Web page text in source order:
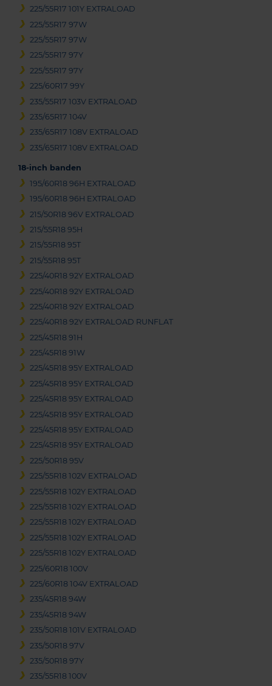
225/55R17 101Y EXTRALOAD
225/55R17 97W
225/55R17 97W
225/55R17 97Y
225/55R17 97Y
225/60R17 99Y
235/55R17 103V EXTRALOAD
235/65R17 104V
235/65R17 108V EXTRALOAD
235/65R17 108V EXTRALOAD
18-inch banden
195/60R18 96H EXTRALOAD
195/60R18 96H EXTRALOAD
215/50R18 96V EXTRALOAD
215/55R18 95H
215/55R18 95T
215/55R18 95T
225/40R18 92Y EXTRALOAD
225/40R18 92Y EXTRALOAD
225/40R18 92Y EXTRALOAD
225/40R18 92Y EXTRALOAD RUNFLAT
225/45R18 91H
225/45R18 91W
225/45R18 95Y EXTRALOAD
225/45R18 95Y EXTRALOAD
225/45R18 95Y EXTRALOAD
225/45R18 95Y EXTRALOAD
225/45R18 95Y EXTRALOAD
225/45R18 95Y EXTRALOAD
225/50R18 95V
225/55R18 102V EXTRALOAD
225/55R18 102Y EXTRALOAD
225/55R18 102Y EXTRALOAD
225/55R18 102Y EXTRALOAD
225/55R18 102Y EXTRALOAD
225/55R18 102Y EXTRALOAD
225/60R18 100V
225/60R18 104V EXTRALOAD
235/45R18 94W
235/45R18 94W
235/50R18 101V EXTRALOAD
235/50R18 97V
235/50R18 97Y
235/55R18 100V